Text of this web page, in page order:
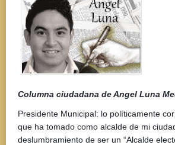
Columna ciudadana de Angel Luna
Presidente Municipal: lo políticamente
que ha tomado como alcalde de mi
deslumbramiento de ser un “Alcalde